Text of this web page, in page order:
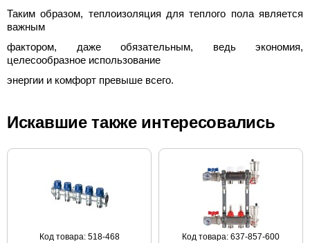
Таким образом, теплоизоляция для теплого пола является
важным
фактором, даже обязательным, ведь экономия,
целесообразное использование
энергии и комфорт превыше всего.
Искавшие также интересовались
Код товара: 518-468 Код товара: 637-857-600